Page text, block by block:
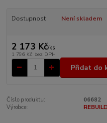
Dostupnost Není skladem
2 173 Kč/ks
1 796 Kč bez DPH
Přidat do
Číslo produktu:
06682
Výrobce: